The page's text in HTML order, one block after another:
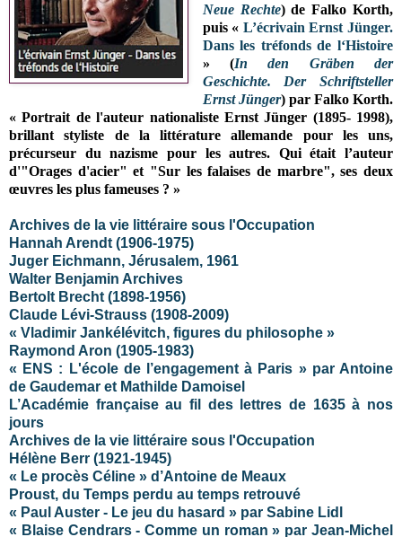
Neue Rechte) de Falko Korth,
puis « L’écrivain Ernst Jünger.
Dans les tréfonds de l‘Histoire
» (In den Gräben der
Geschichte. Der Schriftsteller
Ernst Jünger) par Falko Korth.
« Portrait de l'auteur nationaliste Ernst Jünger (1895- 1998),
brillant styliste de la littérature allemande pour les uns,
précurseur du nazisme pour les autres. Qui était l’auteur
d'"Orages d'acier" et "Sur les falaises de marbre", ses deux
œuvres les plus fameuses ? »
Archives de la vie littéraire sous l'Occupation
Hannah Arendt (1906-1975)
Juger Eichmann, Jérusalem, 1961
Walter Benjamin Archives
Bertolt Brecht (1898-1956)
Claude Lévi-Strauss (1908-2009)
« Vladimir Jankélévitch, figures du philosophe »
Raymond Aron (1905-1983)
« ENS : L'école de l’engagement à Paris » par Antoine
de Gaudemar et Mathilde Damoisel
L’Académie française au fil des lettres de 1635 à nos
jours
Archives de la vie littéraire sous l'Occupation
Hélène Berr (1921-1945)
« Le procès Céline » d’Antoine de Meaux
Proust, du Temps perdu au temps retrouvé
« Paul Auster - Le jeu du hasard » par Sabine Lidl
« Blaise Cendrars - Comme un roman » par Jean-Michel